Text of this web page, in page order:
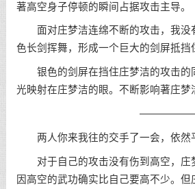
著高空身子停顿的瞬间占据攻击主导。
面对庄梦洁连绵不断的攻击，我没
色长剑挥舞，形成一个巨大的剑屏抵挡
银色的剑屏在挡住庄梦洁的攻击的
光映射在庄梦洁的眼。不断影响著庄梦
两人你来我往的交手了一会，依然
对于自己的攻击没有伤到高空，庄
因高空的武功确实比自己要高不少。